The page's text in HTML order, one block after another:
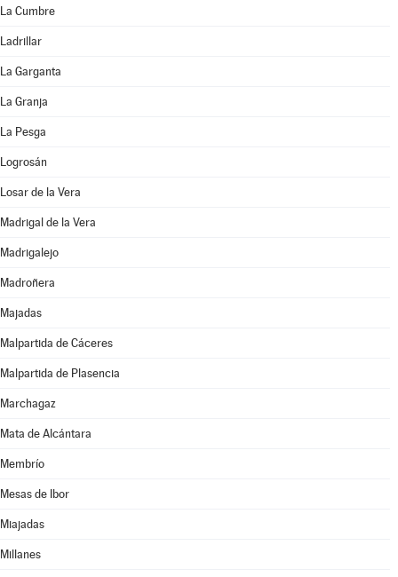
La Cumbre
Ladrillar
La Garganta
La Granja
La Pesga
Logrosán
Losar de la Vera
Madrigal de la Vera
Madrigalejo
Madroñera
Majadas
Malpartida de Cáceres
Malpartida de Plasencia
Marchagaz
Mata de Alcántara
Membrío
Mesas de Ibor
Miajadas
Millanes